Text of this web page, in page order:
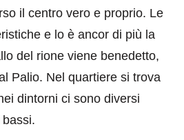
il centro vero e proprio. Le
e lo è ancor di più la
del rione viene benedetto,
Palio. Nel quartiere si trova
dintorni ci sono diversi